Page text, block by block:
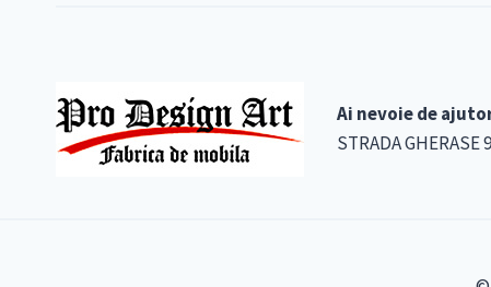
Ai nevoie de
STRADA